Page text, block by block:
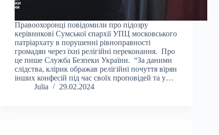
Правоохоронці повідомили про підозру
керівникові Сумської єпархії УПЦ московського
патріархату в порушенні рівноправності
громадян через їхні релігійні переконання. Про
це пише Служба Безпеки України. “За даними
слідства, клірик ображав релігійні почуття вірян
інших конфесій під час своїх проповідей та у…
Julia
29.02.2024